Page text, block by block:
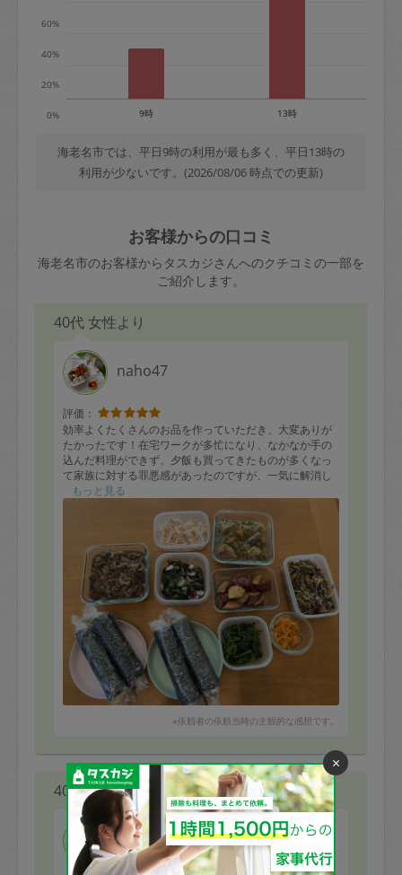
0%
20%
40%
60%
9時 13時
海老名市では、平日9時の利用が最も多く、平日13時の
利用が少ないです。(2026/08/06 時点での更新)
お客様からの口コミ
海老名市のお客様からタスカジさんへのクチコミの一部を
ご紹介します。
40代 女性より
naho47
評価：
効率よくたくさんのお品を作っていただき、大変ありが
たかったです！在宅ワークが多忙になり、なかなか手の
込んだ料理ができず、夕飯も買ってきたものが多くなっ
て家族に対する罪悪感があったのですが、一気に解消し
ました。自分では作れないもの（キンパやブリの竜田揚
健康的で栄養のあるお品をありがとうございました。最
後に床まで拭いていただき感激です。大変ありがとうご
ざいました。またぜひよろしくお願いいたします！
もっと見る
※依頼者の依頼当時の主観的な感想です。
40代 女性より
naho47
×